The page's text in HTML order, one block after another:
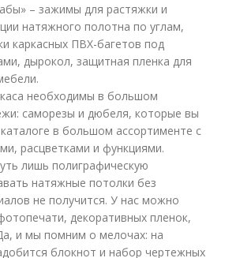
– зажимы для растяжки и
натяжного полотна по углам,
каркасных ПВХ-багетов под
дырокол, защитная пленка для
необходимы в большом
саморезы и дюбеля, которые вы
в большом ассортименте с
расцветками и функциями.
лишь полиграфическую
натяжные потолки без
не получится. У нас можно
декоративных пленок,
и мы помним о мелочах: на
блокнот и набор чертежных